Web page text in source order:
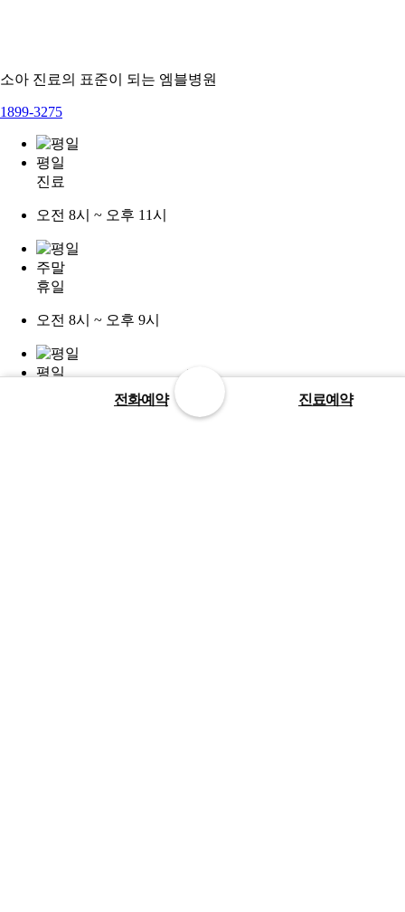
전화예약 진료예약
소아 진료의 표준이 되는 엠블병원
1899-3275
평일
진료
오전 8시 ~ 오후 11시
주말
휴일
오전 8시 ~ 오후 9시
평일